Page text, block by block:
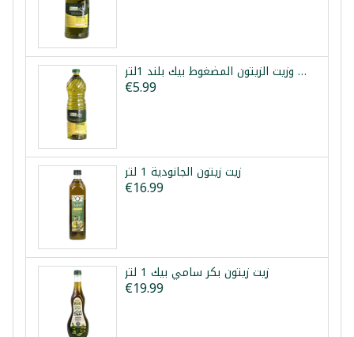
زيت عباد الشمس وزيت الزيتون المضغوط بيك بلند 1لتر
€5.99
زيت زيتون الجانودية 1 لتر
€16.99
زيت زيتون بكر سامي بيك 1 لتر
€19.99